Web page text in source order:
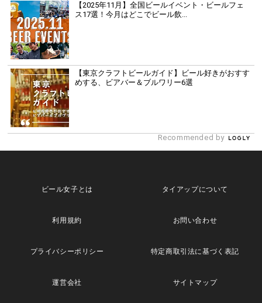
【2025年11月】全国ビールイベント・ビールフェ
ス17選！今月はどこでビール飲...
【東京クラフトビールガイド】ビール好きがおすす
めする、ビアバー＆ブルワリー6選
Recommended by
ビール女子とは タイアップについて
利用規約 お問い合わせ
プライバシーポリシー 特定商取引法に基づく表記
運営会社 サイトマップ